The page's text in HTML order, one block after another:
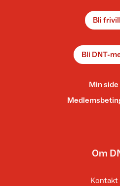
Bli
Bli DNT-
Min side
Om
Kontakt